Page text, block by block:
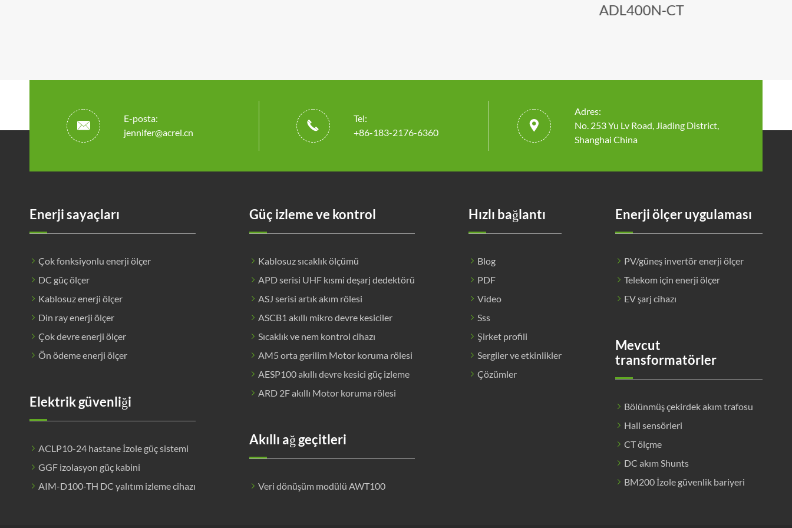
ADL400N-CT

E-posta:
jennifer@acrel.cn

Tel:
+86-183-2176-6360

Adres:
No. 253 Yu Lv Road, Jiading District,
Shanghai China
Enerji sayaçları
Çok fonksiyonlu enerji ölçer
DC güç ölçer
Kablosuz enerji ölçer
Din ray enerji ölçer
Çok devre enerji ölçer
Ön ödeme enerji ölçer
Elektrik güvenliği
ACLP10-24 hastane İzole güç sistemi
GGF izolasyon güç kabini
AIM-D100-TH DC yalıtım izleme cihazı
Güç izleme ve kontrol
Kablosuz sıcaklık ölçümü
APD serisi UHF kısmi deşarj dedektörü
ASJ serisi artık akım rölesi
ASCB1 akıllı mikro devre kesiciler
Sıcaklık ve nem kontrol cihazı
AM5 orta gerilim Motor koruma rölesi
AESP100 akıllı devre kesici güç izleme
ARD 2F akıllı Motor koruma rölesi
Akıllı ağ geçitleri
Veri dönüşüm modülü AWT100
Hızlı bağlantı
Blog
PDF
Video
Sss
Şirket profili
Sergiler ve etkinlikler
Çözümler
Enerji ölçer uygulaması
PV/güneş invertör enerji ölçer
Telekom için enerji ölçer
EV şarj cihazı
Mevcut
transformatörler
Bölünmüş çekirdek akım trafosu
Hall sensörleri
CT ölçme
DC akım Shunts
BM200 İzole güvenlik bariyeri